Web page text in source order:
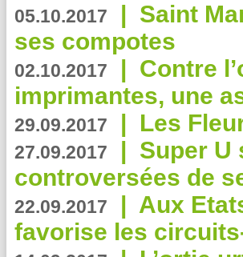
05.10.2017 | Saint
ses compotes
02.10.2017 | Contre
imprimantes, une
29.09.2017 | Les
27.09.2017 | Super U
controversées de
22.09.2017 | Aux
favorise les